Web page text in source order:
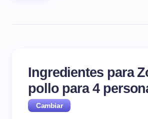
Ingredientes para
pollo para4